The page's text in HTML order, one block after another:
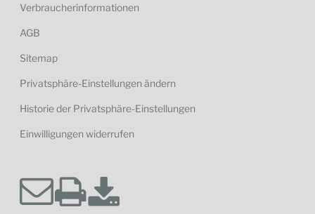
Verbraucherinformationen
AGB
Sitemap
Privatsphäre-Einstellungen ändern
Historie der Privatsphäre-Einstellungen
Einwilligungen widerrufen